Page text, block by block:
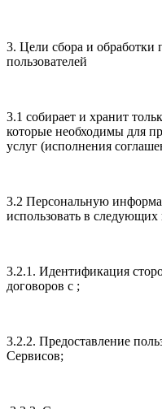
3. Цели сбора и
пользователей
3.1 собирает и хранит
которые необходимы для
услуг (исполнения
3.2 Персональную
использовать в следующих
3.2.1. Идентификация
договоров с ;
3.2.2. Предоставление
Сервисов;